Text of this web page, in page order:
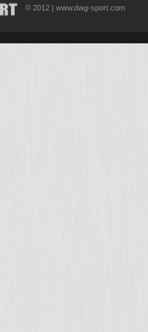
© 2012 | www.dwg-sport.com